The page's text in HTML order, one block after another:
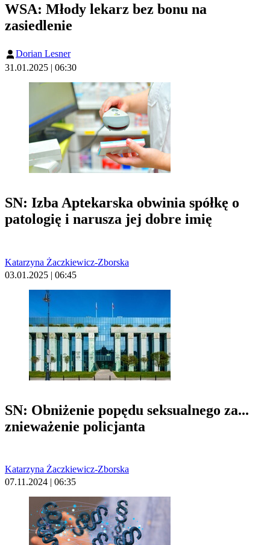
WSA: Młody lekarz bez bonu na
zasiedlenie
Dorian Lesner
31.01.2025 | 06:30
SN: Izba Aptekarska obwinia spółkę o
patologię i narusza jej dobre imię
Katarzyna Żaczkiewicz-Zborska
03.01.2025 | 06:45
SN: Obniżenie popędu seksualnego za...
znieważenie policjanta
Katarzyna Żaczkiewicz-Zborska
07.11.2024 | 06:35